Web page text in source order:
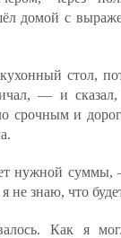
домой с
стол,
— и
срочным и
нужной
знаю, что
Как я